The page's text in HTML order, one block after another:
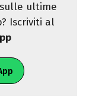
ultime
Iscriviti al